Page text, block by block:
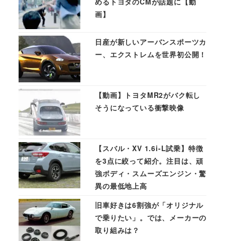
画】
日産が新しいアーバンスポーツカ
ー、エクストレムを世界初公開！
【動画】トヨタMR2がバク転し
そうになっている衝撃映像
【スバル・XV 1.6i-L試乗】特徴
を3点に絞って紹介。注目は、頑
強ボディ・スムーズエンジン・驚
異の最低地上高
旧車好きは6割強が「オリジナル
で乗りたい」。では、メーカーの
取り組みは？